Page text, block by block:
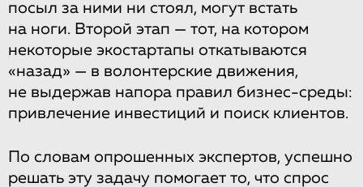
посыл за ними ни стоял, могут встать
на ноги. Второй этап — тот, на котором
некоторые экостартапы откатываются
«назад» — в волонтерские движения,
не выдержав напора правил бизнес-среды:
привлечение инвестиций и поиск клиентов.
По словам опрошенных экспертов, успешно
решать эту задачу помогает то, что спрос